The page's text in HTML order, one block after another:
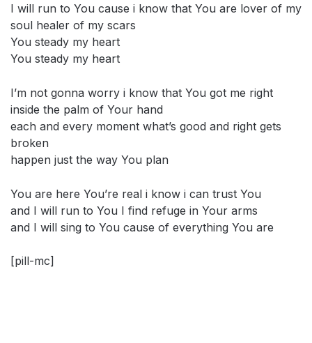
I will run to You cause i know that You are lover of my
soul healer of my scars
You steady my heart
You steady my heart
I’m not gonna worry i know that You got me right
inside the palm of Your hand
each and every moment what’s good and right gets
broken
happen just the way You plan
You are here You’re real i know i can trust You
and I will run to You I find refuge in Your arms
and I will sing to You cause of everything You are
[pill-mc]